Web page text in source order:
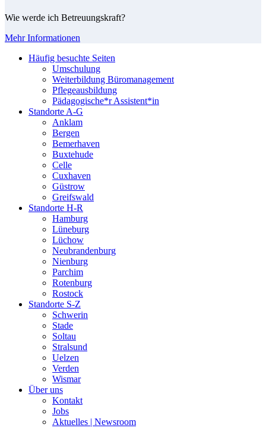
Wie werde ich Betreuungskraft?
Mehr Informationen
Häufig besuchte Seiten
Umschulung
Weiterbildung Büromanagement
Pflegeausbildung
Pädagogische*r Assistent*in
Standorte A-G
Anklam
Bergen
Bemerhaven
Buxtehude
Celle
Cuxhaven
Güstrow
Greifswald
Standorte H-R
Hamburg
Lüneburg
Lüchow
Neubrandenburg
Nienburg
Parchim
Rotenburg
Rostock
Standorte S-Z
Schwerin
Stade
Soltau
Stralsund
Uelzen
Verden
Wismar
Über uns
Kontakt
Jobs
Aktuelles | Newsroom